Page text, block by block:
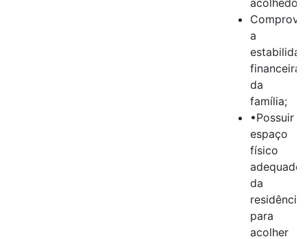
a
financeira
da
família;
•Possuir
espaço
físico
adequado
da
residência
para
acolher